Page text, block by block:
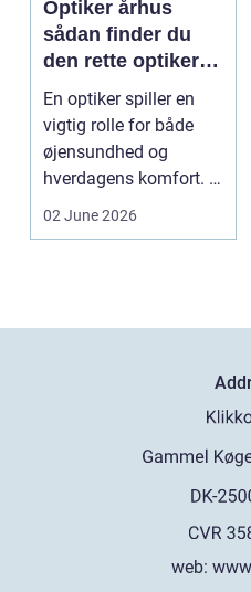
Optiker århus
sådan finder du
den rette optiker i
byen
En optiker spiller en
vigtig rolle for både
øjensundhed og
hverdagens komfort. I
en by som Aarhus, h...
02 June 2026
web: